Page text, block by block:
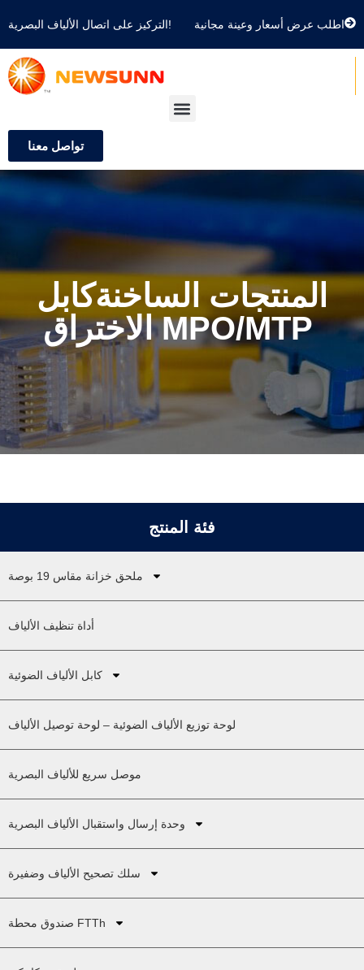
التركيز على اتصال الألياف البصرية! اطلب عرض أسعار وعينة مجانية
تواصل معنا
المنتجات الساخنةكابل
الاختراق MPO/MTP
فئة المنتج
ملحق خزانة مقاس 19 بوصة
أداة تنظيف الألياف
كابل الألياف الضوئية
لوحة توزيع الألياف الضوئية – لوحة توصيل الألياف
موصل سريع للألياف البصرية
وحدة إرسال واستقبال الألياف البصرية
سلك تصحيح الألياف وضفيرة
صندوق محطة FTTh